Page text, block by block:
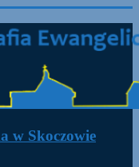
w Skoczowie